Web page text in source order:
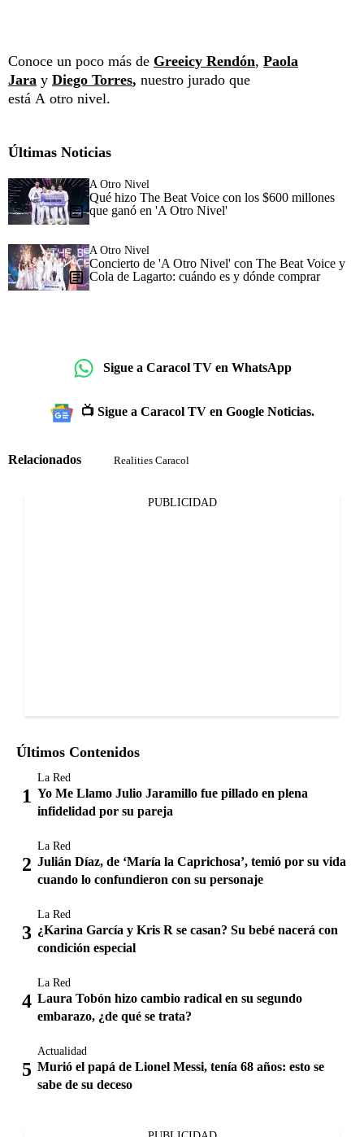
Conoce un poco más de Greeicy Rendón, Paola
Jara y Diego Torres, nuestro jurado que
está A otro nivel.
Últimas Noticias
A Otro Nivel
Qué hizo The Beat Voice con los $600 millones
que ganó en 'A Otro Nivel'
A Otro Nivel
Concierto de 'A Otro Nivel' con The Beat Voice y
Cola de Lagarto: cuándo es y dónde comprar
Sigue a Caracol TV en WhatsApp
📺 Sigue a Caracol TV en Google Noticias.
Relacionados Realities Caracol
PUBLICIDAD
Últimos Contenidos
La Red
Yo Me Llamo Julio Jaramillo fue pillado en plena
infidelidad por su pareja
La Red
Julián Díaz, de ‘María la Caprichosa’, temió por su vida
cuando lo confundieron con su personaje
La Red
¿Karina García y Kris R se casan? Su bebé nacerá con
condición especial
La Red
Laura Tobón hizo cambio radical en su segundo
embarazo, ¿de qué se trata?
Actualidad
Murió el papá de Lionel Messi, tenía 68 años: esto se
sabe de su deceso